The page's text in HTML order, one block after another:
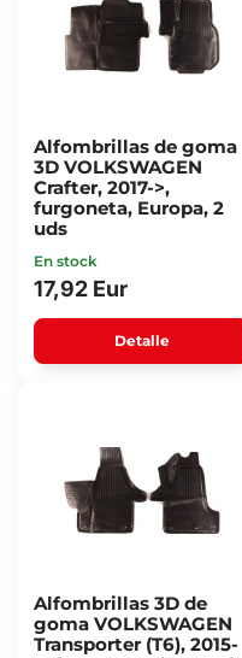
Alfombrillas de goma
3D VOLKSWAGEN
Crafter, 2017->,
furgoneta, Europa, 2
uds
En stock
17,92 Eur
Detalle
Alfombrillas 3D de
goma VOLKSWAGEN
Transporter (T6), 2015-